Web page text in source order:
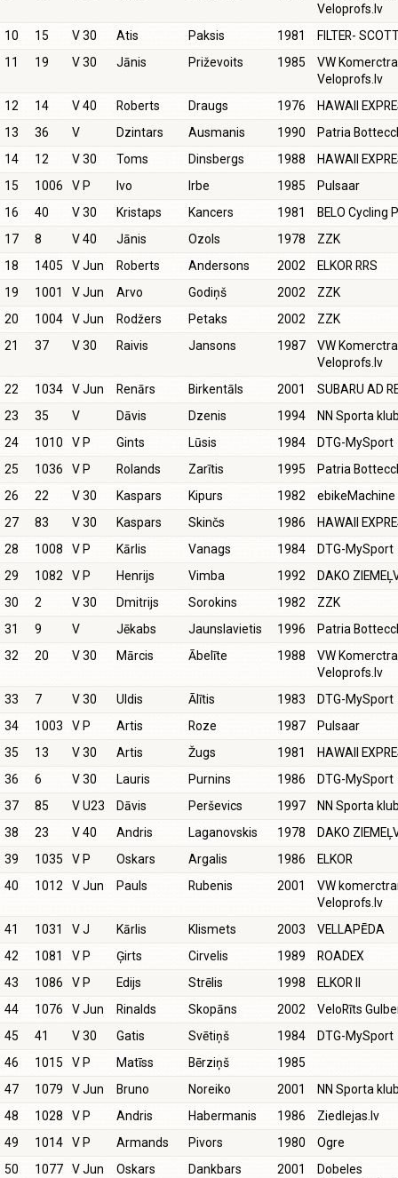
Veloprofs.lv
10
15 V 30 Atis Paksis 1981
FILTER-
11
19 V 30 Jānis Priževoits 1985
VW
Veloprofs.lv
12
14 V 40 Roberts Draugs 1976
HAWAII
13
36 V Dzintars Ausmanis 1990
Patria
14
12 V 30 Toms Dinsbergs 1988
HAWAII
15
1006 V P Ivo Irbe 1985
Pulsaar
16
40 V 30 Kristaps Kancers 1981
BELO Cycling
17
8 V 40 Jānis Ozols 1978
ZZK
18
1405 V Jun Roberts Andersons 2002
ELKOR RRS
19
1001 V Jun Arvo Godiņš 2002
ZZK
20
1004 V Jun Rodžers Petaks 2002
ZZK
21
37 V 30 Raivis Jansons 1987
VW
Veloprofs.lv
22
1034 V Jun Renārs Birkentāls 2001
SUBARU AD
23
35 V Dāvis Dzenis 1994
NN Sporta
24
1010 V P Gints Lūsis 1984
DTG-MySport
25
1036 V P Rolands Zarītis 1995
Patria
26
22 V 30 Kaspars Kipurs 1982
ebikeMachine
27
83 V 30 Kaspars Skinčs 1986
HAWAII
28
1008 V P Kārlis Vanags 1984
DTG-MySport
29
1082 V P Henrijs Vimba 1992
DAKO
30
2 V 30 Dmitrijs Sorokins 1982
ZZK
31
9 V Jēkabs Jaunslavietis 1996
Patria
32
20 V 30 Mārcis Ābelīte 1988
VW
Veloprofs.lv
33
7 V 30 Uldis Ālītis 1983
DTG-MySport
34
1003 V P Artis Roze 1987
Pulsaar
35
13 V 30 Artis Žugs 1981
HAWAII
36
6 V 30 Lauris Purnins 1986
DTG-MySport
37
85 V U23 Dāvis Perševics 1997
NN Sporta
38
23 V 40 Andris Laganovskis 1978
DAKO
39
1035 V P Oskars Argalis 1986
ELKOR
40
1012 V Jun Pauls Rubenis 2001
VW
Veloprofs.lv
41
1031 V J Kārlis Klismets 2003
VELLAPĒDA
42
1081 V P Ģirts Cirvelis 1989
ROADEX
43
1086 V P Edijs Strēlis 1998
ELKOR II
44
1076 V Jun Rinalds Skopāns 2002
VeloRīts
45
41 V 30 Gatis Svētiņš 1984
DTG-MySport
46
1015 V P Matīss Bērziņš
1985
47
1079 V Jun Bruno Noreiko 2001
NN Sporta
48
1028 V P Andris Habermanis 1986
Ziedlejas.lv
49
1014 V P Armands Pivors 1980
Ogre
50
1077 V Jun Oskars Dankbars 2001
Dobeles